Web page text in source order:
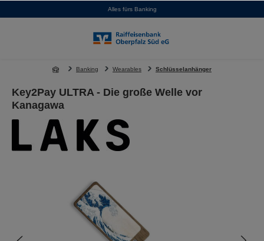
Alles fürs Banking
Banking Wearables Schlüsselanhänger
Key2Pay ULTRA - Die große Welle vor
Kanagawa